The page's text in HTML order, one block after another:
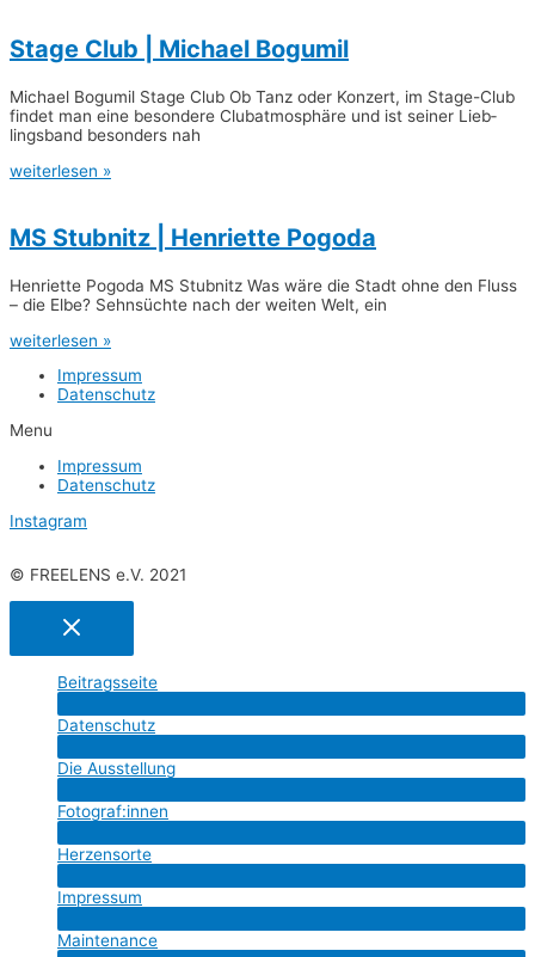
Sta­ge Club | Micha­el Bogumil
Micha­el Bogu­mil Sta­ge Club Ob Tanz oder Kon­zert, im Sta­­ge-Club
fin­det man eine beson­de­re Club­at­mo­sphä­re und ist sei­ner Lieb­
lings­band beson­ders nah
weiterlesen »
MS Stub­nitz | Hen­ri­et­te Pogoda
Hen­ri­et­te Pogo­da MS Stub­nitz Was wäre die Stadt ohne den Fluss
– die Elbe? Sehn­süch­te nach der wei­ten Welt, ein
weiterlesen »
Impres­sum
Daten­schutz
Menu
Impres­sum
Daten­schutz
Instagram
© FREELENS e.V. 2021
Bei­trags­sei­te
Daten­schutz
Die Aus­stel­lung
Fotograf:innen
Her­zens­or­te
Impres­sum
Main­ten­an­ce